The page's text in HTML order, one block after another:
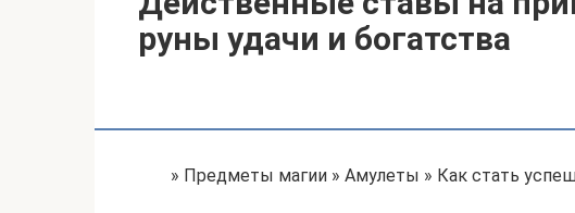
руны удачи и богатства
» Предметы магии » Амулеты » Как стать